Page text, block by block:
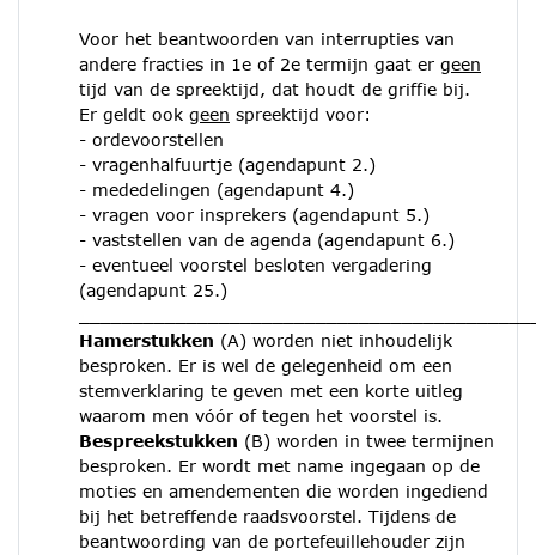
Voor het beantwoorden van interrupties van
andere fracties in 1e of 2e termijn gaat er geen
tijd van de spreektijd, dat houdt de griffie bij.
Er geldt ook geen spreektijd voor:
- ordevoorstellen
- vragenhalfuurtje (agendapunt 2.)
- mededelingen (agendapunt 4.)
- vragen voor insprekers (agendapunt 5.)
- vaststellen van de agenda (agendapunt 6.)
- eventueel voorstel besloten vergadering
(agendapunt 25.)
Hamerstukken (A) worden niet inhoudelijk
besproken. Er is wel de gelegenheid om een
stemverklaring te geven met een korte uitleg
waarom men vóór of tegen het voorstel is.
Bespreekstukken (B) worden in twee termijnen
besproken. Er wordt met name ingegaan op de
moties en amendementen die worden ingediend
bij het betreffende raadsvoorstel. Tijdens de
beantwoording van de portefeuillehouder zijn